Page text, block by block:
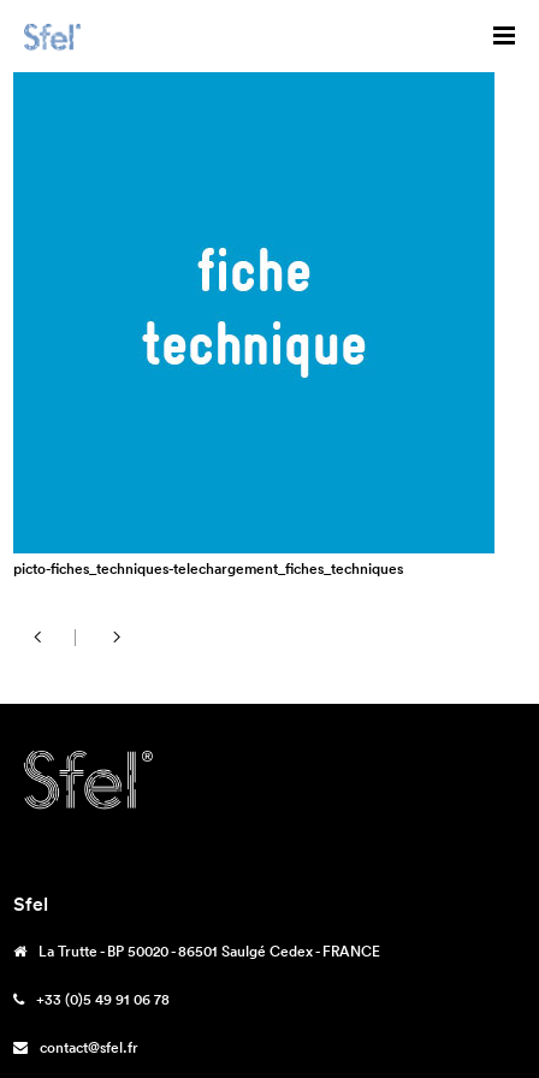
picto-fiches_techniques-telechargement_fiches_techniques
Sfel
La Trutte - BP 50020 - 86501 Saulgé Cedex - FRANCE
+33 (0)5 49 91 06 78
contact@sfel.fr